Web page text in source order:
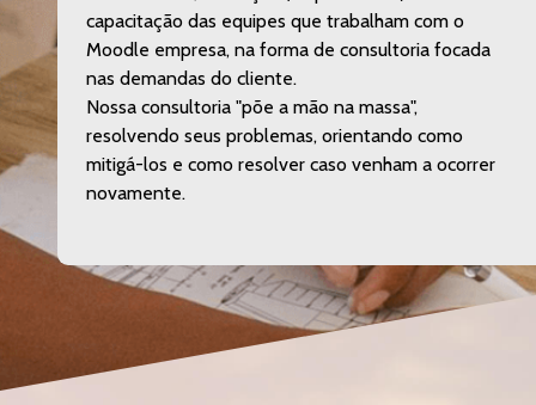
capacitação das equipes que trabalham com o
Moodle empresa, na forma de consultoria focada
nas demandas do cliente.
Nossa consultoria "põe a mão na massa",
resolvendo seus problemas, orientando como
mitigá-los e como resolver caso venham a ocorrer
novamente.